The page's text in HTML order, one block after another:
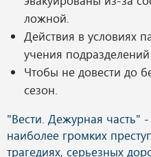
ложной.
Действия в условиях
учения
Чтобы не довести до
сезон.